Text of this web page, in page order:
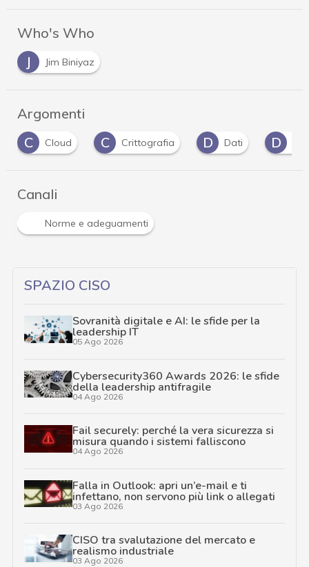
Who's Who
J
Jim Biniyaz
Argomenti
C
Cloud C Crittografia D Dati D
Canali
Norme e adeguamenti
SPAZIO CISO
Sovranità digitale e AI: le sfide per la
leadership IT
05 Ago 2026
Cybersecurity360 Awards 2026: le sfide
della leadership antifragile
04 Ago 2026
Fail securely: perché la vera sicurezza si
misura quando i sistemi falliscono
04 Ago 2026
Falla in Outlook: apri un’e-mail e ti
infettano, non servono più link o allegati
03 Ago 2026
CISO tra svalutazione del mercato e
realismo industriale
03 Ago 2026